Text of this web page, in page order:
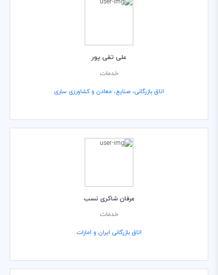
علی تقی پور
خدمات
اتاق بازرگانی، صنایع، معادن و کشاورزی ساری
عرفان شاکری نسب
خدمات
اتاق بازرگانی ایران و امارات